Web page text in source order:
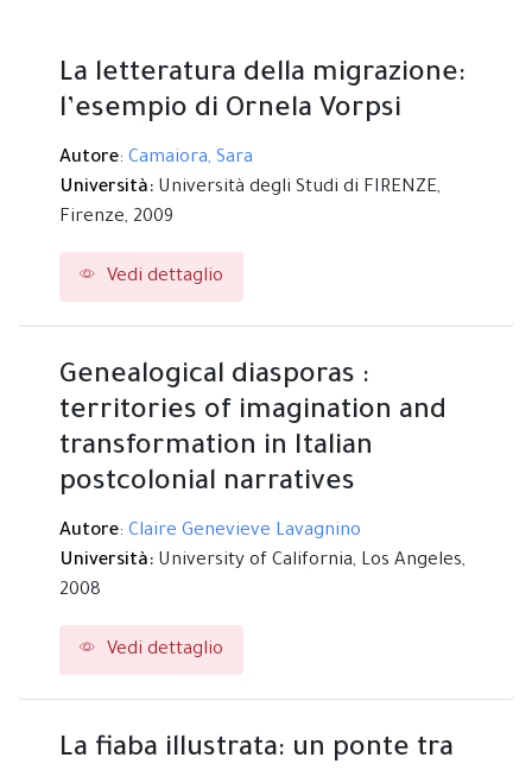
La letteratura della migrazione:
l’esempio di Ornela Vorpsi
Autore: Camaiora, Sara
Università: Università degli Studi di FIRENZE,
Firenze, 2009
Vedi dettaglio
Genealogical diasporas :
territories of imagination and
transformation in Italian
postcolonial narratives
Autore: Claire Genevieve Lavagnino
Università: University of California, Los Angeles,
2008
Vedi dettaglio
La fiaba illustrata: un ponte tra